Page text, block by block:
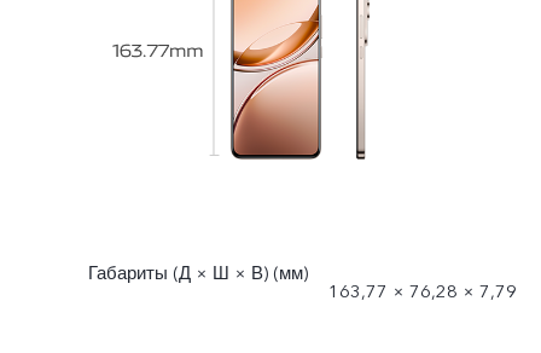
Габариты (Д × Ш × В) (мм)
163,77 × 76,28 × 7,79